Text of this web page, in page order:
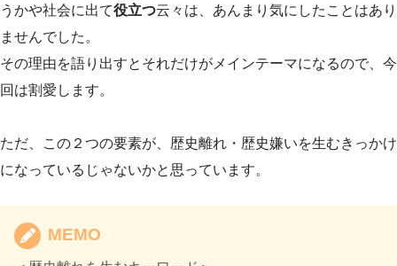
うかや社会に出て役立つ云々は、あんまり気にしたことはあり
ませんでした。
その理由を語り出すとそれだけがメインテーマになるので、今
回は割愛します。
ただ、この２つの要素が、歴史離れ・歴史嫌いを生むきっかけ
になっているじゃないかと思っています。
MEMO